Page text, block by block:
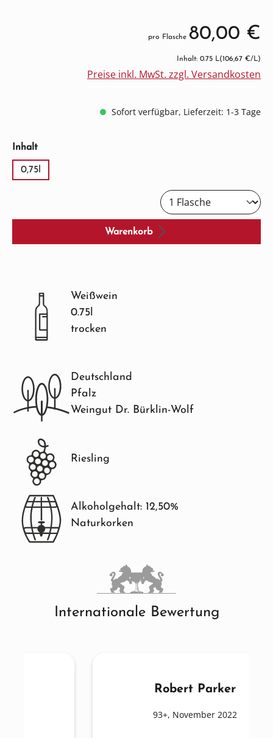
pro Flasche 80,00 €
Inhalt: 0.75 L(106,67 €/L)
Preise inkl. MwSt. zzgl. Versandkosten
Sofort verfügbar, Lieferzeit: 1-3 Tage
Inhaltauswählen
0,75l
Warenkorb
Weißwein
0.75l
trocken
Deutschland
Pfalz
Weingut Dr. Bürklin-Wolf
Riesling
Alkoholgehalt: 12,50%
Naturkorken
Internationale Bewertung
Robert Parker
93+, November 2022